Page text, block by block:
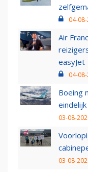
04-
Air
easyJet
04-
Boeing
03-08-
03-08-